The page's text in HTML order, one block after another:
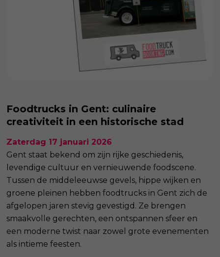
Foodtrucks in Gent: culinaire
creativiteit in een historische stad
Zaterdag 17 januari 2026
Gent staat bekend om zijn rijke geschiedenis,
levendige cultuur en vernieuwende foodscene.
Tussen de middeleeuwse gevels, hippe wijken en
groene pleinen hebben foodtrucks in Gent zich de
afgelopen jaren stevig gevestigd. Ze brengen
smaakvolle gerechten, een ontspannen sfeer en
een moderne twist naar zowel grote evenementen
als intieme feesten.